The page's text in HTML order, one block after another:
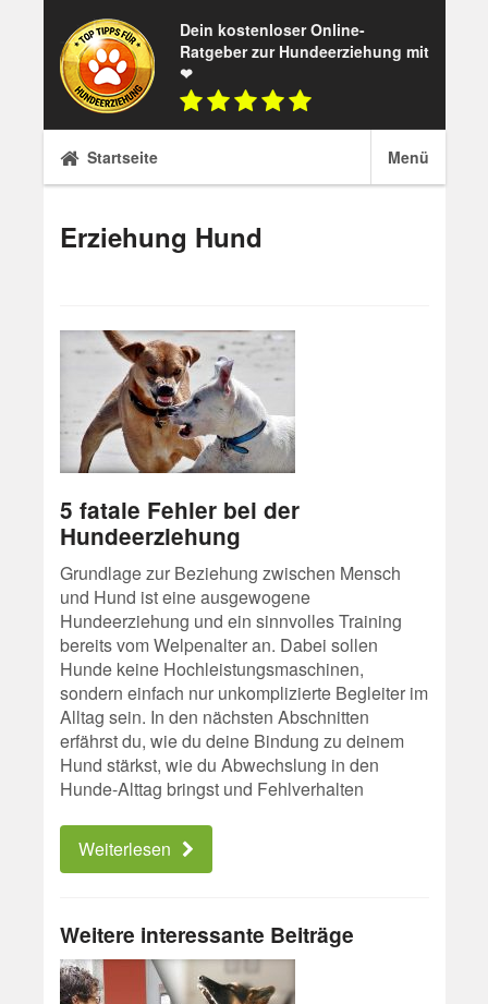
content
Dein kostenloser Online-
Ratgeber zur Hundeerziehung mit
❤
Startseite Menü
Erziehung Hund
5 fatale Fehler bei der
Hundeerziehung
Grundlage zur Beziehung zwischen Mensch
und Hund ist eine ausgewogene
Hundeerziehung und ein sinnvolles Training
bereits vom Welpenalter an. Dabei sollen
Hunde keine Hochleistungsmaschinen,
sondern einfach nur unkomplizierte Begleiter im
Alltag sein. In den nächsten Abschnitten
erfährst du, wie du deine Bindung zu deinem
Hund stärkst, wie du Abwechslung in den
Hunde-Alttag bringst und Fehlverhalten
Weiterlesen
Weitere interessante Beiträge